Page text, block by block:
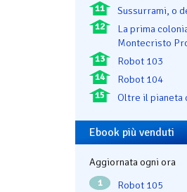
11 Sussurrami, o
12
La prima
Montecristo
13 Robot 103
14 Robot 104
15 Oltre il pianeta
Ebook più venduti
Aggiornata ogni ora
1 Robot 105